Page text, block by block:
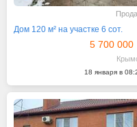
Дом 120 м² на участке 6 сот.
5 700 000
18 января в